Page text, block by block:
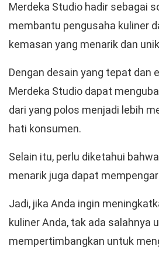
Merdeka Studio hadir sebagai
membantu pengusaha kuliner
kemasan yang menarik dan
Dengan desain yang tepat dan
Merdeka Studio dapat
dari yang polos menjadi lebih
hati konsumen.
Selain itu, perlu diketahui
menarik juga dapat
Jadi, jika Anda ingin
kuliner Anda, tak ada salahnya
mempertimbangkan untuk